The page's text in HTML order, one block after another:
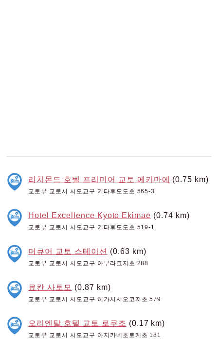
리치몬드 호텔 프리미어 교토 에키마에 (0.75 km)
교토부 교토시 시모교구 키타후도도초 565-3
Hotel Excellence Kyoto Ekimae (0.74 km)
교토부 교토시 시모교구 키타후도도초 519-1
머큐어 교토 스테이션 (0.63 km)
교토부 교토시 시모교구 아부라코지초 288
료칸 사토모 (0.87 km)
교토부 교토시 시모교구 히가시시오코지초 579
오리엔탈 호텔 교토 로쿠조 (0.17 km)
교토부 교토시 시모교구 아지카네호토케초 181